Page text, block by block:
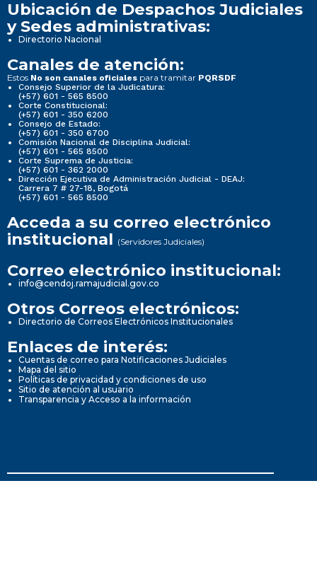
Ubicación de Despachos Judiciales
y Sedes administrativas:
Directorio Nacional
Canales de atención:
Estos No son canales oficiales para tramitar PQRSDF
Consejo Superior de la Judicatura:
(+57) 601 - 565 8500
Corte Constitucional:
(+57) 601 - 350 6200
Consejo de Estado:
(+57) 601 - 350 6700
Comisión Nacional de Disciplina Judicial:
(+57) 601 - 565 8500
Corte Suprema de Justicia:
(+57) 601 - 362 2000
Dirección Ejecutiva de Administración Judicial - DEAJ:
Carrera 7 # 27-18, Bogotá
(+57) 601 - 565 8500
Acceda a su correo electrónico
institucional (Servidores Judiciales)
Correo electrónico institucional:
info@cendoj.ramajudicial.gov.co
Otros Correos electrónicos:
Directorio de Correos Electrónicos Institucionales
Enlaces de interés:
Cuentas de correo para Notificaciones Judiciales
Mapa del sitio
Políticas de privacidad y condiciones de uso
Sitio de atención al usuario
Transparencia y Acceso a la información